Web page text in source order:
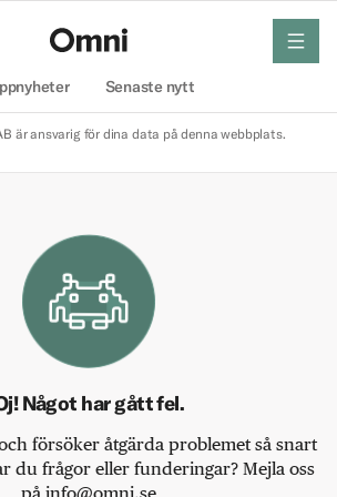
Senaste nytt
meny
är ansvarig för dina data på denna webbplats.
Något har gått fel.
försöker åtgärda problemet så snart
du frågor eller funderingar? Mejla oss